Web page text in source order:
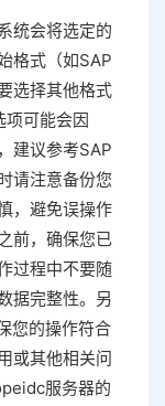
统会将选定的
格式（如SAP
选择其他格式
项可能会因
建议参考SAP
请注意备份您
，避免误操作
前，确保您已
过程中不要随
据完整性。另
您的操作符合
或其他相关问
服务器的